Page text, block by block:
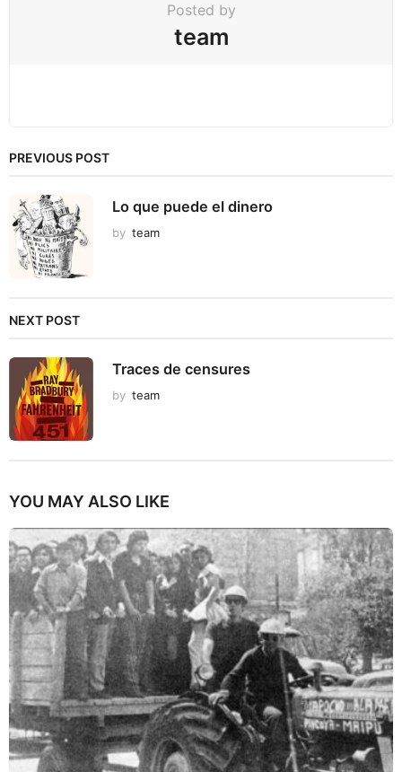
Posted by
team
PREVIOUS POST
Lo que puede el dinero
by team
NEXT POST
Traces de censures
by team
YOU MAY ALSO LIKE